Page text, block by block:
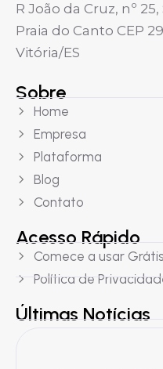
R João da Cruz, nº 25,
Praia do Canto CEP
Vitória/ES
Sobre
Home
Empresa
Plataforma
Blog
Contato
Acesso Rápido
Comece a usar Grátis
Política de
Últimas Notícias